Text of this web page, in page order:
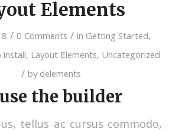
Elements
/ 0 Comments / in Getting Started,
, Layout Elements, Uncategorized
/ by delements
the builder
tellus ac cursus commodo,